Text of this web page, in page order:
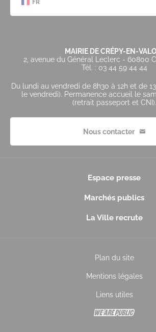
FR
MAIRIE DE CRÉPY-EN-
2, avenue du Général Leclerc - 60800
Tél. : 03 44 59 44 44
Du lundi au vendredi de 8h30 à 12h et de
le vendredi). Permanence accueil le
(retrait passeport et CNI).
Nous contacter
Espace presse
Marchés publics
La Ville recrute
Plan du site
Mentions légales
Liens utiles